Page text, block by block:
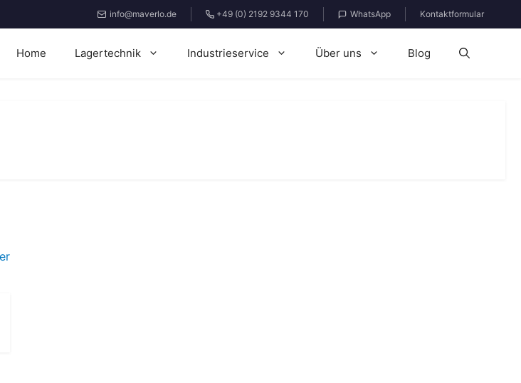
info@maverlo.de +49 (0) 2192 9344 170 WhatsApp Kontaktformular
Home Lagertechnik Industrieservice Über uns Blog